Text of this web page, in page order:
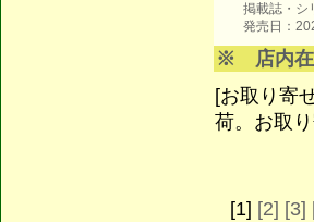
掲載誌・シ
発売日：
※ 店内在
[お取り寄
荷。お取
[1] [2] [3]